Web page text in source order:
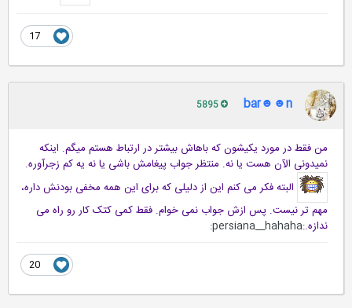
bar☻☻n
من فقط در مورد یکیشون که باهاش بیشتر در ارتباط هستم میگم. اینکه
نمیدونی الآن هست یا نه. منتظر جواب پیغامش باشی یا نه یه کم زجرآوره.
البته فکر می کنم این از دلیلی که برای این همه مخفی بودنش داره،
مهم تر نیست. پس ازش جواب نمی خوام. فقط کمی کتک کار رو راه می
ندازه.:persiana__hahaha: